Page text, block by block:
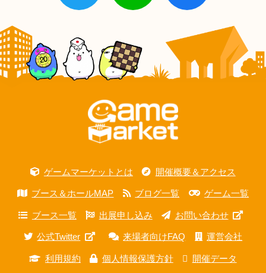
ゲームマーケットとは 開催概要＆アクセス
ブース＆ホールMAP ブログ一覧 ゲーム一覧
ブース一覧 出展申し込み お問い合わせ
公式Twitter 来場者向けFAQ 運営会社
利用規約 個人情報保護方針 開催データ